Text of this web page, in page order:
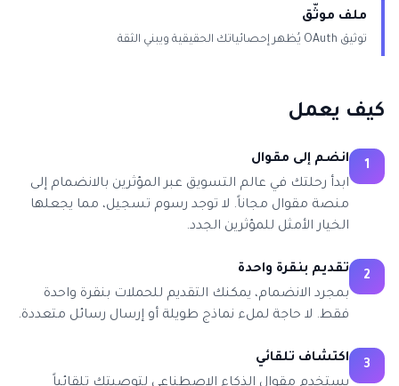
ملف موثّق
توثيق OAuth يُظهر إحصائياتك الحقيقية ويبني الثقة
كيف يعمل
1
انضم إلى مقوال
ابدأ رحلتك في عالم التسويق عبر المؤثرين بالانضمام إلى
منصة مقوال مجاناً. لا توجد رسوم تسجيل، مما يجعلها
الخيار الأمثل للمؤثرين الجدد.
2
تقديم بنقرة واحدة
بمجرد الانضمام، يمكنك التقديم للحملات بنقرة واحدة
فقط. لا حاجة لملء نماذج طويلة أو إرسال رسائل متعددة.
3
اكتشاف تلقائي